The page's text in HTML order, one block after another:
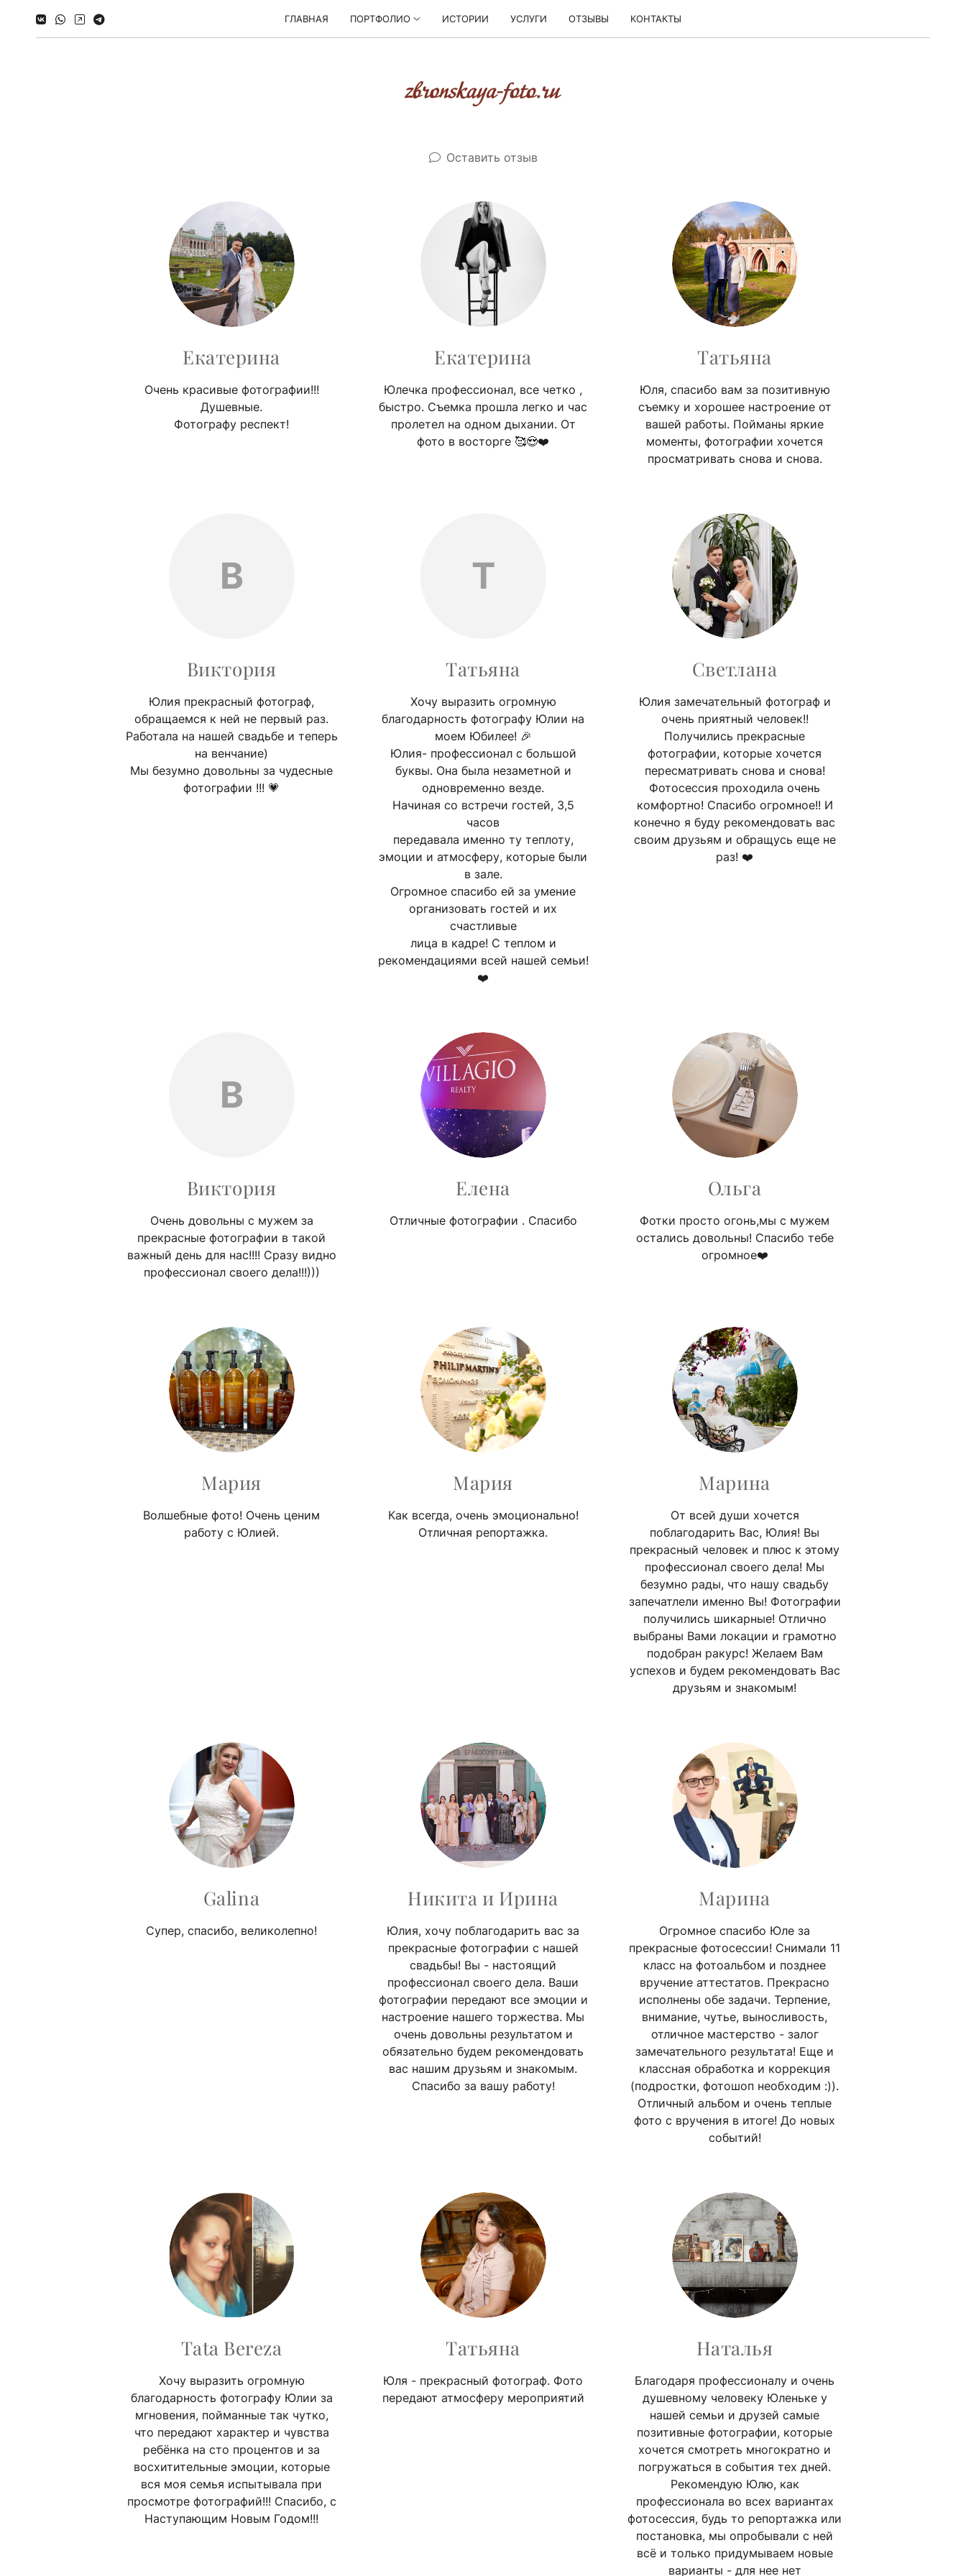
ГЛАВНАЯ ПОРТФОЛИО ИСТОРИИ УСЛУГИ ОТЗЫВЫ КОНТАКТЫ
Оставить отзыв
Екатерина
Очень красивые фотографии!!!
Душевные.
Фотографу респект!
Екатерина
Юлечка профессионал, все четко ,
быстро. Съемка прошла легко и час
пролетел на одном дыхании. От
фото в восторге 🥰😍❤️
Татьяна
Юля, спасибо вам за позитивную
съемку и хорошее настроение от
вашей работы. Пойманы яркие
моменты, фотографии хочется
просматривать снова и снова.
В
Виктория
Юлия прекрасный фотограф,
обращаемся к ней не первый раз.
Работала на нашей свадьбе и теперь
на венчание)
Мы безумно довольны за чудесные
фотографии !!! 💗
Т
Татьяна
Хочу выразить огромную
благодарность фотографу Юлии на
моем Юбилее! 🎉
Юлия- профессионал с большой
буквы. Она была незаметной и
одновременно везде.
Начиная со встречи гостей, 3,5
часов
передавала именно ту теплоту,
эмоции и атмосферу, которые были
в зале.
Огромное спасибо ей за умение
организовать гостей и их
счастливые
лица в кадре! С теплом и
рекомендациями всей нашей семьи!
❤️
Светлана
Юлия замечательный фотограф и
очень приятный человек!!
Получились прекрасные
фотографии, которые хочется
пересматривать снова и снова!
Фотосессия проходила очень
комфортно! Спасибо огромное!! И
конечно я буду рекомендовать вас
своим друзьям и обращусь еще не
раз! ❤️
В
Виктория
Очень довольны с мужем за
прекрасные фотографии в такой
важный день для нас!!!! Сразу видно
профессионал своего дела!!!)))
Елена
Отличные фотографии . Спасибо
Ольга
Фотки просто огонь,мы с мужем
остались довольны! Спасибо тебе
огромное❤️
Мария
Волшебные фото! Очень ценим
работу с Юлией.
Мария
Как всегда, очень эмоционально!
Отличная репортажка.
Марина
От всей души хочется
поблагодарить Вас, Юлия! Вы
прекрасный человек и плюс к этому
профессионал своего дела! Мы
безумно рады, что нашу свадьбу
запечатлели именно Вы! Фотографии
получились шикарные! Отлично
выбраны Вами локации и грамотно
подобран ракурс! Желаем Вам
успехов и будем рекомендовать Вас
друзьям и знакомым!
Galina
Супер, спасибо, великолепно!
Никита и Ирина
Юлия, хочу поблагодарить вас за
прекрасные фотографии с нашей
свадьбы! Вы - настоящий
профессионал своего дела. Ваши
фотографии передают все эмоции и
настроение нашего торжества. Мы
очень довольны результатом и
обязательно будем рекомендовать
вас нашим друзьям и знакомым.
Спасибо за вашу работу!
Марина
Огромное спасибо Юле за
прекрасные фотосессии! Снимали 11
класс на фотоальбом и позднее
вручение аттестатов. Прекрасно
исполнены обе задачи. Терпение,
внимание, чутье, выносливость,
отличное мастерство - залог
замечательного результата! Еще и
классная обработка и коррекция
(подростки, фотошоп необходим :)).
Отличный альбом и очень теплые
фото с вручения в итоге! До новых
событий!
Tata Bereza
Хочу выразить огромную
благодарность фотографу Юлии за
мгновения, пойманные так чутко,
что передают характер и чувства
ребёнка на сто процентов и за
восхитительные эмоции, которые
вся моя семья испытывала при
просмотре фотографий!!! Спасибо, с
Наступающим Новым Годом!!!
Татьяна
Юля - прекрасный фотограф. Фото
передают атмосферу мероприятий
Наталья
Благодаря профессионалу и очень
душевному человеку Юленьке у
нашей семьи и друзей самые
позитивные фотографии, которые
хочется смотреть многократно и
погружаться в события тех дней.
Рекомендую Юлю, как
профессионала во всех вариантах
фотосессия, будь то репортажка или
постановка, мы опробывали с ней
всё и только придумываем новые
варианты - для нее нет